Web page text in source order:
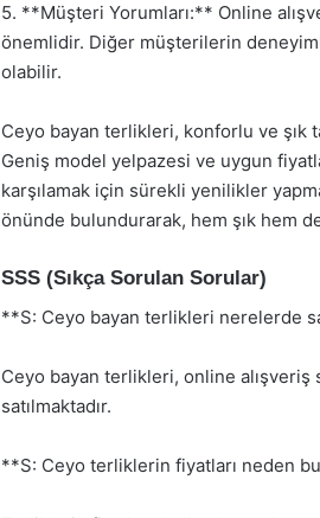
5. **Müşteri Yorumları:** Online
önemlidir. Diğer müşterilerin
olabilir.
Ceyo bayan terlikleri, konforlu ve şık
Geniş model yelpazesi ve uygun
karşılamak için sürekli yenilikler
önünde bulundurarak, hem şık hem
SSS (Sıkça Sorulan Sorular)
**S: Ceyo bayan terlikleri nerelerde
Ceyo bayan terlikleri, online
satılmaktadır.
**S: Ceyo terliklerin fiyatları neden